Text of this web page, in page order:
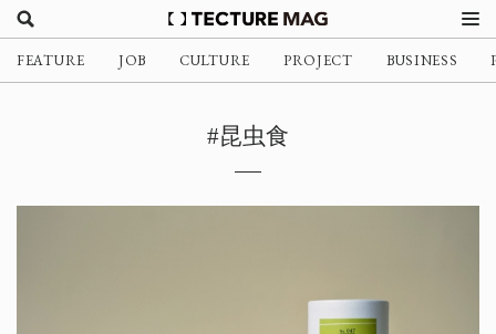
FEATURE JOB CULTURE PROJECT BUSINESS
#昆虫食